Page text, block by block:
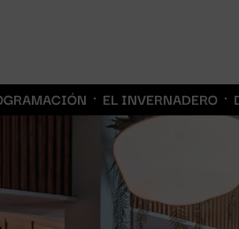
EL INVERNADERO